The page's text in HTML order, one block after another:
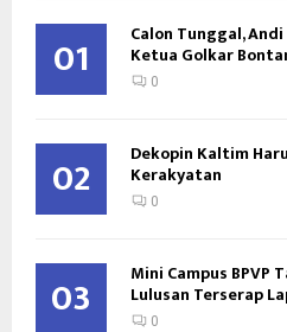
01 Calon Tunggal,
Ketua Golkar
0
02 Dekopin Kaltim
Kerakyatan
0
03 Mini Campus BPVP
Lulusan Terserap
0